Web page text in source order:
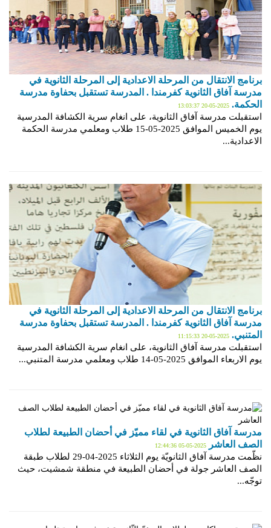
برنامج الانتقال من المرحلة الاعدادية إلى المرحلة الثانوية في
مدرسة آفاق الثانوية كفرمندا . المدرسة تستقبل بحفاوة مدرسة
الحكمة. 2025-05-20 13:03:37
استقبلت مدرسة آفاق الثانوية، على انغام سرية الكشافة المدرسية
يوم الخميس الموافق 2025-05-15 طلاب ومعلمي مدرسة الحكمة
الاعدادية...
برنامج الانتقال من المرحلة الاعدادية إلى المرحلة الثانوية في
مدرسة آفاق الثانوية كفرمندا . المدرسة تستقبل بحفاوة مدرسة
المتنبي. 2025-05-20 11:15:33
استقبلت مدرسة آفاق الثانوية، على انغام سرية الكشافة المدرسية
يوم الاربعاء الموافق 2025-05-14 طلاب ومعلمي مدرسة المتنبي...
مدرسة آفاق الثانوية في لقاء مميّز في أحضان الطبيعة لطلاب
الصف العاشر
2025-05-05 12:44:36
نظّمت مدرسة آفاق الثانويّة يوم الثلاثاء 2025-04-29 لطلاب طبقة
الصف العاشر جولة في أحضان الطبيعة في منطقة شمشيت، حيث
توجّه...